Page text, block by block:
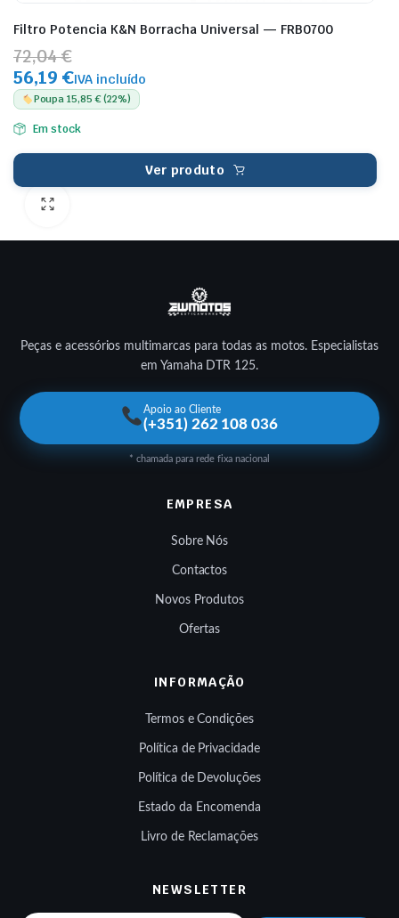
Filtro Potencia K&N Borracha Universal — FRB0700
72,04 €
56,19 €IVA incluído
Poupa 15,85 € (22%)
Em stock
Ver produto
Peças e acessórios multimarcas para todas as motos. Especialistas
em Yamaha DTR 125.
Apoio ao Cliente
(+351) 262 108 036
* chamada para rede fixa nacional
EMPRESA
Sobre Nós
Contactos
Novos Produtos
Ofertas
INFORMAÇÃO
Termos e Condições
Política de Privacidade
Política de Devoluções
Estado da Encomenda
Livro de Reclamações
NEWSLETTER